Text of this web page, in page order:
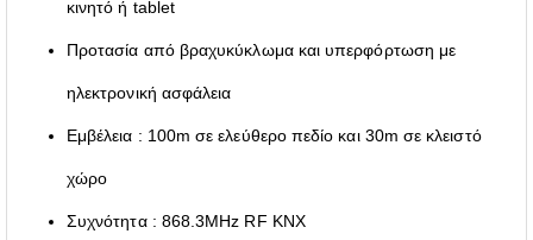
κινητό ή tablet
Προτασία από βραχυκύκλωμα και υπερφόρτωση με
ηλεκτρονική ασφάλεια
Εμβέλεια : 100m σε ελεύθερο πεδίο και 30m σε κλειστό
χώρο
Συχνότητα : 868.3MHz RF KNX